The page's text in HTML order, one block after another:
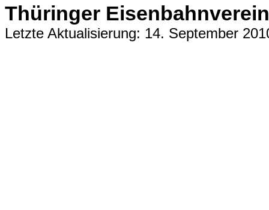
Thüringer
Letzte Aktualisierung: 14. September